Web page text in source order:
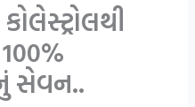
સેવન..